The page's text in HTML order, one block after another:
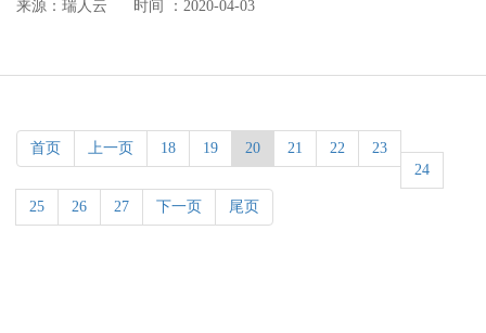
来源：瑞人云 时间 ：2020-04-03
首页 上一页 18 19 20 21 22
23
24
25 26 27 下一页 尾页